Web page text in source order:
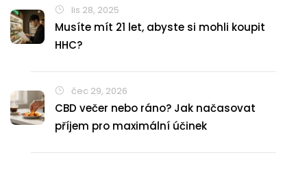
lis 28, 2025
Musíte mít 21 let, abyste si mohli koupit
HHC?
čec 29, 2026
CBD večer nebo ráno? Jak načasovat
příjem pro maximální účinek